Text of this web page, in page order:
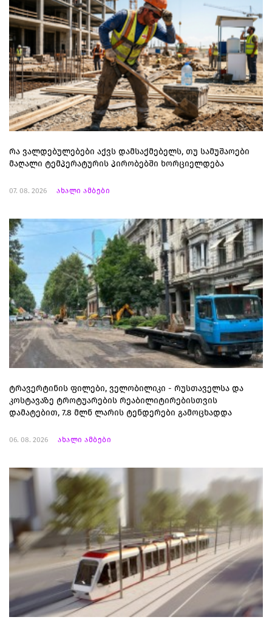
რა ვალდებულებები აქვს დამსაქმებელს, თუ სამუშაოები
მაღალი ტემპერატურის პირობებში ხორციელდება
07. 08. 2026 ახალი ამბები
ტრავერტინის ფილები, ველობილიკი - რუსთაველსა და
კოსტავაზე ტროტუარების რეაბილიტირებისთვის
დამატებით, 7.8 მლნ ლარის ტენდერები გამოცხადდა
06. 08. 2026 ახალი ამბები